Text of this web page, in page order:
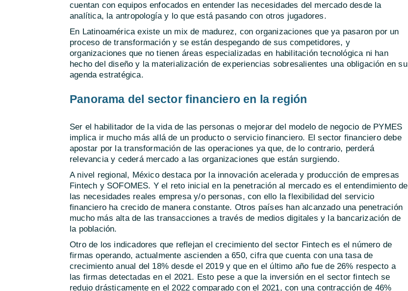
cuentan con equipos enfocados en entender las necesidades del mercado desde la
analítica, la antropología y lo que está pasando con otros jugadores.
En Latinoamérica existe un mix de madurez, con organizaciones que ya pasaron por un
proceso de transformación y se están despegando de sus competidores, y
organizaciones que no tienen áreas especializadas en habilitación tecnológica ni han
hecho del diseño y la materialización de experiencias sobresalientes una obligación en su
agenda estratégica.
Panorama del sector financiero en la región
Ser el habilitador de la vida de las personas o mejorar del modelo de negocio de PYMES
implica ir mucho más allá de un producto o servicio financiero. El sector financiero debe
apostar por la transformación de las operaciones ya que, de lo contrario, perderá
relevancia y cederá mercado a las organizaciones que están surgiendo.
A nivel regional, México destaca por la innovación acelerada y producción de empresas
Fintech y SOFOMES. Y el reto inicial en la penetración al mercado es el entendimiento de
las necesidades reales empresa y/o personas, con ello la flexibilidad del servicio
financiero ha crecido de manera constante. Otros países han alcanzado una penetración
mucho más alta de las transacciones a través de medios digitales y la bancarización de
la población.
Otro de los indicadores que reflejan el crecimiento del sector Fintech es el número de
firmas operando, actualmente ascienden a 650, cifra que cuenta con una tasa de
crecimiento anual del 18% desde el 2019 y que en el último año fue de 26% respecto a
las firmas detectadas en el 2021. Esto pese a que la inversión en el sector fintech se
redujo drásticamente en el 2022 comparado con el 2021, con una contracción de 46%